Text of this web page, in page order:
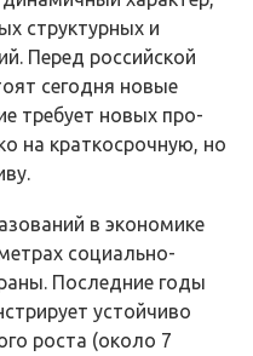
структурных и
Перед российской
сегодня новые
требует новых про­
на краткосрочную, но
в экономике
социально-
Последние годы
устойчиво
роста (около 7